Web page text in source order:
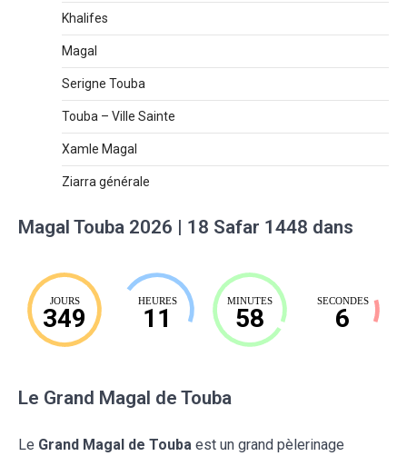
Khalifes
Magal
Serigne Touba
Touba – Ville Sainte
Xamle Magal
Ziarra générale
Magal Touba 2026 | 18 Safar 1448 dans
JOURS
349
HEURES
11
MINUTES
58
SECONDES
5
Le Grand Magal de Touba
Le Grand Magal de Touba est un grand pèlerinage